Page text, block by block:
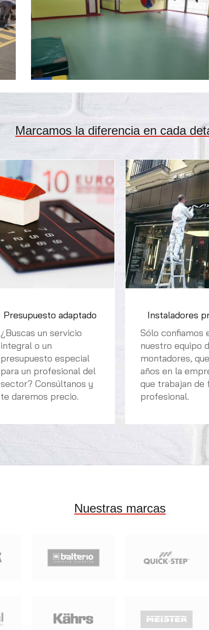
Marcamos la diferencia en cada
Presupuesto adaptado
¿Buscas un servicio
integral o un
presupuesto especial
para un profesional del
sector? Consúltanos y
te daremos precio.
Instaladores
Sólo confiamos
nuestro equipo
montadores,
años en la
que trabajan de
profesional.
Nuestras marcas